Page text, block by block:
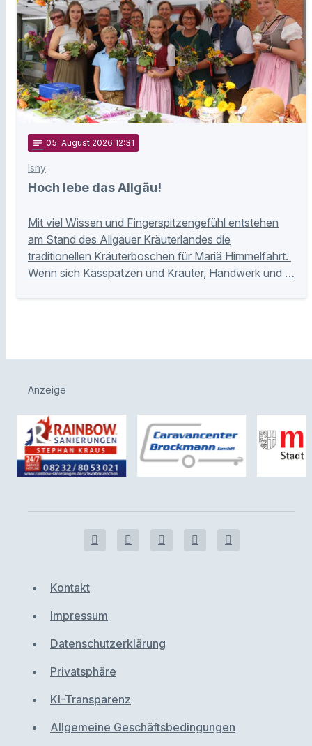
notes 05. August 2026 12:31
Isny
Hoch lebe das Allgäu!
Mit viel Wissen und Fingerspitzengefühl entstehen
am Stand des Allgäuer Kräuterlandes die
traditionellen Kräuterboschen für Mariä Himmelfahrt.
Wenn sich Kässpatzen und Kräuter, Handwerk und …
Anzeige
Kontakt
Impressum
Datenschutzerklärung
Privatsphäre
KI-Transparenz
Allgemeine Geschäftsbedingungen